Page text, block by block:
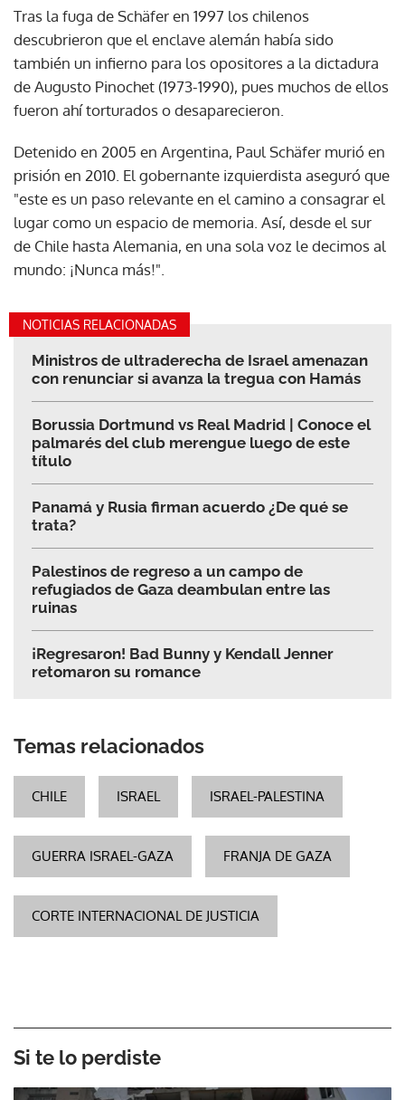
Tras la fuga de Schäfer en 1997 los chilenos
descubrieron que el enclave alemán había sido
también un infierno para los opositores a la dictadura
de Augusto Pinochet (1973-1990), pues muchos de ellos
fueron ahí torturados o desaparecieron.
Detenido en 2005 en Argentina, Paul Schäfer murió en
prisión en 2010. El gobernante izquierdista aseguró que
"este es un paso relevante en el camino a consagrar el
lugar como un espacio de memoria. Así, desde el sur
de Chile hasta Alemania, en una sola voz le decimos al
mundo: ¡Nunca más!".
NOTICIAS RELACIONADAS
Ministros de ultraderecha de Israel amenazan
con renunciar si avanza la tregua con Hamás
Borussia Dortmund vs Real Madrid | Conoce el
palmarés del club merengue luego de este
título
Panamá y Rusia firman acuerdo ¿De qué se
trata?
Palestinos de regreso a un campo de
refugiados de Gaza deambulan entre las
ruinas
¡Regresaron! Bad Bunny y Kendall Jenner
retomaron su romance
Temas relacionados
CHILE ISRAEL ISRAEL-PALESTINA
GUERRA ISRAEL-GAZA FRANJA DE GAZA
CORTE INTERNACIONAL DE JUSTICIA
Si te lo perdiste